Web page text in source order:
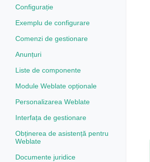
Configurație
Exemplu de configurare
Comenzi de gestionare
Anunțuri
Liste de componente
Module Weblate opționale
Personalizarea Weblate
Interfața de gestionare
Obținerea de asistență pentru
Weblate
Documente juridice